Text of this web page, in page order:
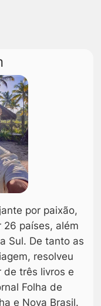
por paixão,
26 países, além
Sul. De tanto as
resolveu
de três livros e
Folha de
e Nova Brasil.